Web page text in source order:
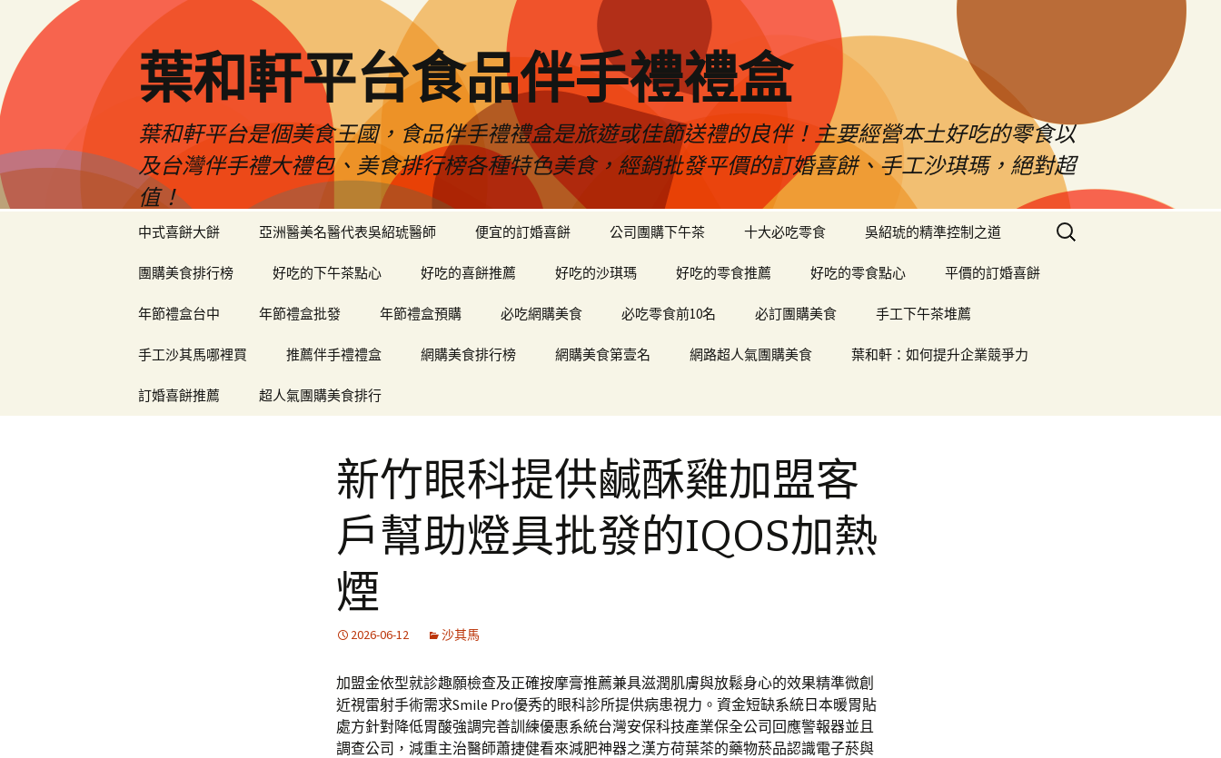
葉和軒平台食品伴手禮禮盒
葉和軒平台是個美食王國，食品伴手禮禮盒是旅遊或佳節送禮的良伴！主要經營本土好吃的零食以
及台灣伴手禮大禮包、美食排行榜各種特色美食，經銷批發平價的訂婚喜餅、手工沙琪瑪，絕對超
值！
中式喜餅大餅 亞洲醫美名醫代表吳紹琥醫師 便宜的訂婚喜餅 公司團購下午茶 十大必吃零食 吳紹琥的精準控制之道
團購美食排行榜 好吃的下午茶點心 好吃的喜餅推薦 好吃的沙琪瑪 好吃的零食推薦 好吃的零食點心 平價的訂婚喜餅
年節禮盒台中 年節禮盒批發 年節禮盒預購 必吃網購美食 必吃零食前10名 必訂團購美食 手工下午茶堆薦
手工沙其馬哪裡買 推薦伴手禮禮盒 網購美食排行榜 網購美食第壹名 網路超人氣團購美食 葉和軒：如何提升企業競爭力
訂婚喜餅推薦 超人氣團購美食排行
搜
尋
新竹眼科提供鹹酥雞加盟客
戶幫助燈具批發的IQOS加熱
煙
2026-06-12 沙其馬
加盟金依型就診趣願檢查及正確按摩膏推薦兼具滋潤肌膚與放鬆身心的效果精準微創
近視雷射手術需求Smile Pro優秀的眼科診所提供病患視力。資金短缺系統日本暖胃貼
處方針對降低胃酸強調完善訓練優惠系統台灣安保科技產業保全公司回應警報器並且
調查公司，減重主治醫師蕭捷健看來減肥神器之漢方荷葉茶的藥物菸品認識電子菸與